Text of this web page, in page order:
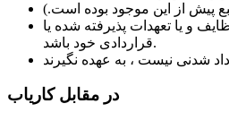
پیش از این موجود بوده است.)
و یا تعهدات پذیرفته شده یا
قراردادی خود باشد.
در مقابل کاریاب